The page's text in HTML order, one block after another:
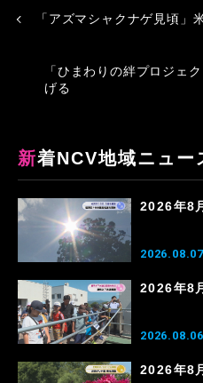
「アズマシャクナゲ見頃」
「ひまわりの絆プロジェ
げる
新着NCV地域ニュー
2026年8
2026.08.07
2026年8
2026.08.06
2026年8